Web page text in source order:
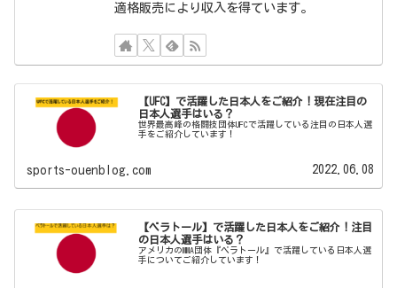
適格販売により収入を得ています。
【UFC】で活躍した日本人をご紹介！現在注目の
日本人選手はいる？
世界最高峰の格闘技団体UFCで活躍している注目の日本人選
手をご紹介しています！
sports-ouenblog.com 2022.06.08
【ベラトール】で活躍した日本人をご紹介！注目
の日本人選手はいる？
アメリカのMMA団体『ベラトール』で活躍している日本人選
手についてご紹介しています！